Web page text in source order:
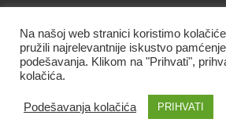
BIF PRESS doo" i ne smeju se presnositi
ni u celosti, bez izričite dozvole
Na našoj web stranici koristimo
pružili najrelevantnije iskustvo
podešavanja. Klikom na "Prihvati",
kolačića.
Podešavanja kolačića PRIHVATI